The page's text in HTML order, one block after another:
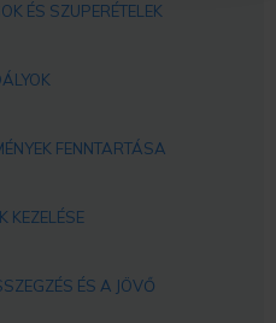
ÉS SZUPERÉTELEK
FENNTARTÁSA
KEZELÉSE
ÉS A JÖVŐ